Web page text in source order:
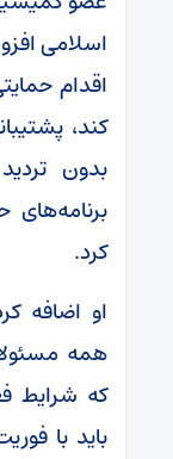
اسلامی
اقدام
کند،
بدون
برنامه‌های
کرد.
او اضافه
همه
که شرایط
باید با